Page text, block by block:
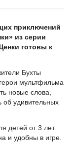
приключений
из серии
готовы к
Бухты
мультфильма
новые слова,
об удивительных
детей от 3 лет.
и удобны в игре.